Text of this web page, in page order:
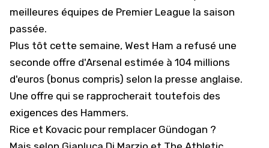
meilleures équipes de Premier League la saison
passée.
Plus tôt cette semaine, West Ham a refusé une
seconde offre d'Arsenal estimée à 104 millions
d'euros (bonus compris) selon la presse anglaise.
Une offre qui se rapprocherait toutefois des
exigences des Hammers.
Rice et Kovacic pour remplacer Gündogan ?